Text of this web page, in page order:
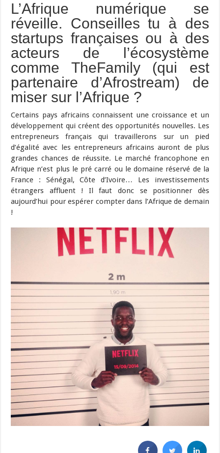
L’Afrique numérique se
réveille. Conseilles tu à des
startups françaises ou à des
acteurs de l’écosystème
comme TheFamily (qui est
partenaire d’Afrostream) de
miser sur l’Afrique ?
Certains pays africains connaissent une croissance et un
développement qui créent des opportunités nouvelles. Les
entrepreneurs français qui travaillerons sur un pied
d’égalité avec les entrepreneurs africains auront de plus
grandes chances de réussite. Le marché francophone en
Afrique n’est plus le pré carré ou le domaine réservé de la
France : Sénégal, Côte d’Ivoire… Les investissements
étrangers affluent ! Il faut donc se positionner dès
aujourd’hui pour espérer compter dans l’Afrique de demain
!